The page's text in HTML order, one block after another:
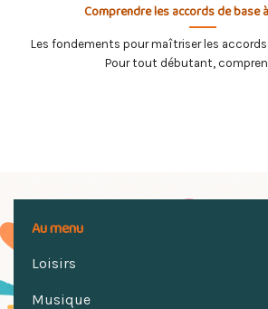
Comprendre les accords de base
Les fondements pour maîtriser les accords
Pour tout débutant,
Au menu
Loisirs
Musique